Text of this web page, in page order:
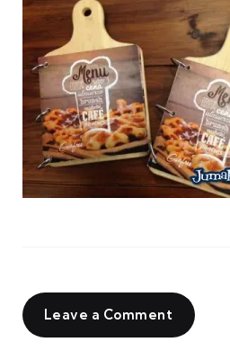
Leave a Comment